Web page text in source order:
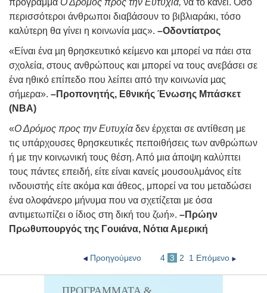
πρόγραμμα Ο Δρόμος προς την Ευτυχία, να το κάνει. Όσο
περισσότεροι άνθρωποι διαβάσουν το βιβλιαράκι, τόσο
καλύτερη θα γίνει η κοινωνία µας». –Οδοντίατρος
«Είναι ένα µη θρησκευτικό κείµενο και µπορεί να πάει στα
σχολεία, στους ανθρώπους και µπορεί να τους ανεβάσει σε
ένα ηθικό επίπεδο που λείπει από την κοινωνία µας
σήµερα». –Προπονητής, Εθνικής Ένωσης Μπάσκετ
(NBA)
«Ο Δρόμος προς την Ευτυχίαδεν έρχεται σε αντίθεση με
τις υπάρχουσες θρησκευτικές πεποιθήσεις των ανθρώπων
ή με την κοινωνική τους θέση. Από μια άποψη καλύπτει
τους πάντες επειδή, είτε είναι κανείς μουσουλμάνος είτε
ινδουιστής είτε ακόμα και άθεος, μπορεί να του μεταδώσει
ένα ολοφάνερο μήνυμα που να σχετίζεται με όσα
αντιμετωπίζει ο ίδιος στη δική του ζωή». –Πρώην
Πρωθυπουργός της Γουιάνα, Νότια Αμερική
Επόμενο
1
2
3
4
Προηγούμενο